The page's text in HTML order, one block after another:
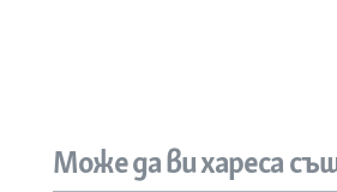
Може да ви хареса